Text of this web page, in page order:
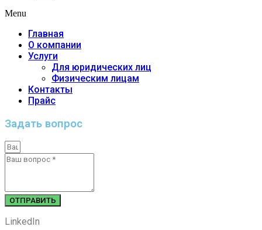
Menu
Главная
О компании
Услуги
Для юридических лиц
Физическим лицам
Контакты
Прайс
Задать вопрос
ОТПРАВИТЬ
LinkedIn